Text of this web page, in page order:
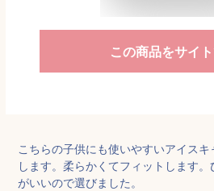
この商品をサイ
こちらの子供にも使いやすいアイス
します。柔らかくてフィットします
がいいので選びました。